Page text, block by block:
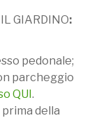
GIARDINO:
pedonale;
parcheggio
QUI.
della